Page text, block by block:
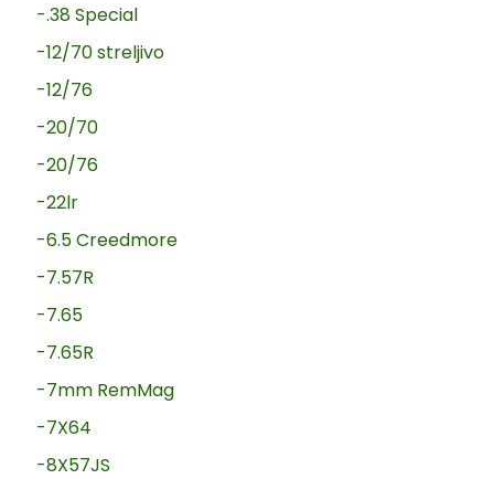
-.38 Special
-12/70 streljivo
-12/76
-20/70
-20/76
-22lr
-6.5 Creedmore
-7.57R
-7.65
-7.65R
-7mm RemMag
-7X64
-8X57JS